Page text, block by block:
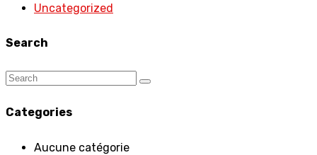
Uncategorized
Search
Categories
Aucune catégorie